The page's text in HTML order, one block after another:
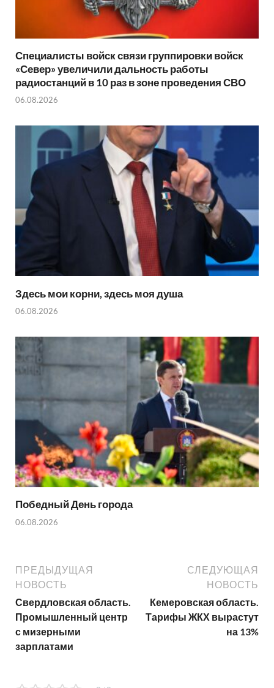
Специалисты войск связи группировки войск
«Север» увеличили дальность работы
радиостанций в 10 раз в зоне проведения СВО
06.08.2026
Здесь мои корни, здесь моя душа
06.08.2026
Победный День города
06.08.2026
ПРЕДЫДУЩАЯ
НОВОСТЬ
Свердловская область.
Промышленный центр
с мизерными
зарплатами
СЛЕДУЮЩАЯ
НОВОСТЬ
Кемеровская область.
Тарифы ЖКХ вырастут
на 13%